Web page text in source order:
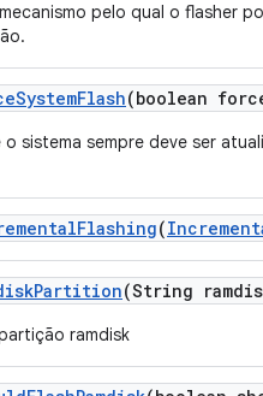
pelo qual o flasher
SystemFlash(boolean
o sistema sempre deve ser
Flashing(
Partition(String
ramdisk